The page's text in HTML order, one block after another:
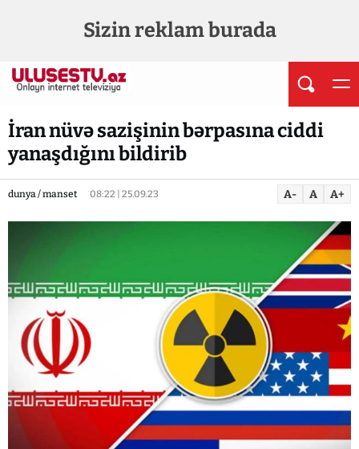
Sizin reklam burada
İran nüvə sazişinin bərpasına ciddi
yanaşdığını bildirib
dunya / manset 08:22 | 25.09.23 A- A A+